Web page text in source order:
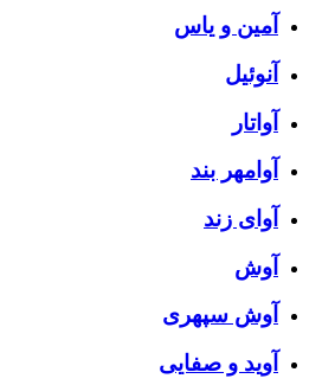
آمین و یاس
آنوئیل
آواتار
آوامهر بند
آوای زند
آوش
آوش سپهری
آوید و صفایی